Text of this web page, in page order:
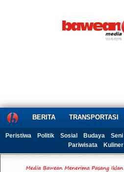
BERITA TRANSPORTASI
Peristiwa Politik Sosial Budaya Seni
Pariwisata
Kuliner